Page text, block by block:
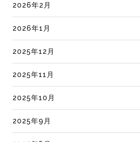
2026年2月
2026年1月
2025年12月
2025年11月
2025年10月
2025年9月